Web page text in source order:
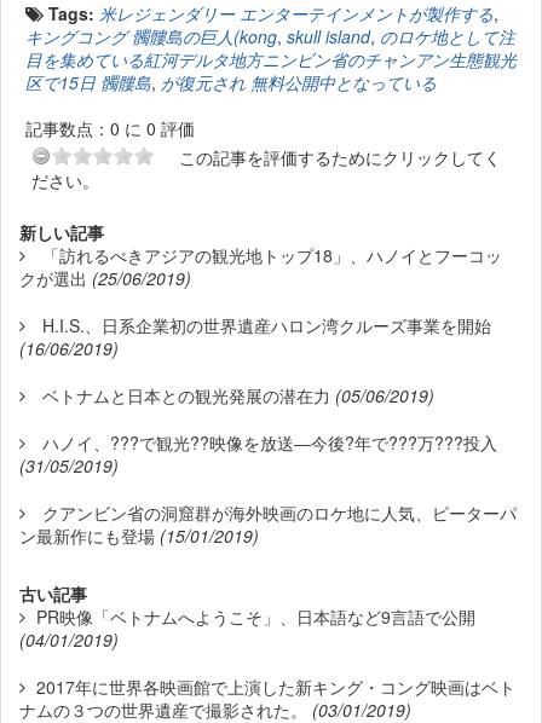
Tags: 米レジェンダリー エンターテインメントが製作する,
キングコング 髑髏島の巨人(kong, skull island, のロケ地として注
目を集めている紅河デルタ地方ニンビン省のチャンアン生態観光
区で15日 髑髏島, が復元され 無料公開中となっている
記事数点：0 に 0 評価
この記事を評価するためにクリックしてく
ださい。
新しい記事
「訪れるべきアジアの観光地トップ18」、ハノイとフーコッ
クが選出 (25/06/2019)
H.I.S.、日系企業初の世界遺産ハロン湾クルーズ事業を開始
(16/06/2019)
ベトナムと日本との観光発展の潜在力 (05/06/2019)
ハノイ、???で観光??映像を放送―今後?年で???万???投入
(31/05/2019)
クアンビン省の洞窟群が海外映画のロケ地に人気、ピーターパ
ン最新作にも登場 (15/01/2019)
古い記事
PR映像「ベトナムへようこそ」、日本語など9言語で公開
(04/01/2019)
2017年に世界各映画館で上演した新キング・コング映画はベト
ナムの３つの世界遺産で撮影された。
(03/01/2019)